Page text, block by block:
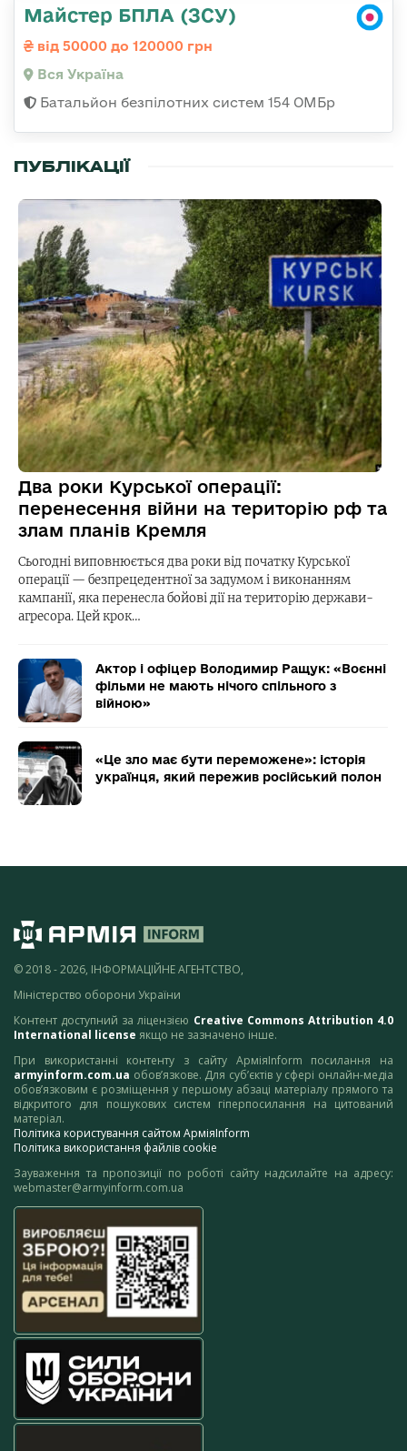
Майстер БПЛА (ЗСУ)
від 50000 до 120000 грн
Вся Україна
Батальйон безпілотних систем 154 ОМБр
ПУБЛІКАЦІЇ
Два роки Курської операції:
перенесення війни на територію рф та
злам планів Кремля
Сьогодні виповнюється два роки від початку Курської
операції — безпрецедентної за задумом і виконанням
кампанії, яка перенесла бойові дії на територію держави-
агресора. Цей крок…
Актор і офіцер Володимир Ращук: «Воєнні
фільми не мають нічого спільного з
війною»
«Це зло має бути переможене»: історія
українця, який пережив російський полон
© 2018 - 2026, ІНФОРМАЦІЙНЕ АГЕНТСТВО,
Міністерство оборони України
Контент доступний за ліцензією Creative Commons Attribution 4.0
International license якщо не зазначено інше.
При використанні контенту з сайту АрміяInform посилання на
armyinform.com.ua обов’язкове. Для суб’єктів у сфері онлайн-медіа
обов’язковим є розміщення у першому абзаці матеріалу прямого та
відкритого для пошукових систем гіперпосилання на цитований
матеріал.
Політика користування сайтом АрміяInform
Політика використання файлів cookie
Зауваження та пропозиції по роботі сайту надсилайте на адресу:
webmaster@armyinform.com.ua